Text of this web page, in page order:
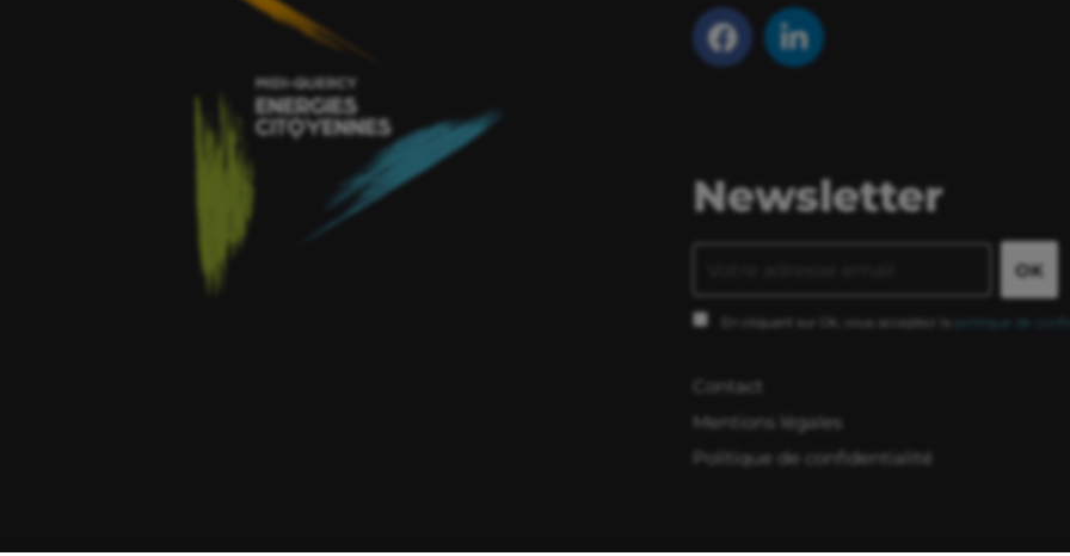
Newsletter
En cliquant sur Ok, vous acceptez la
Contact
Mentions légales
Politique de confidentialité